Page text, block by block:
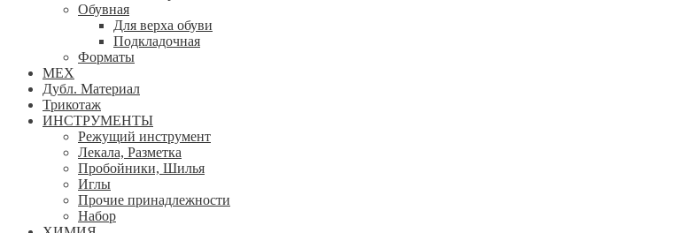
Обувная
Для верха обуви
Подкладочная
Форматы
МЕХ
Дубл. Материал
Трикотаж
ИНСТРУМЕНТЫ
Режущий инструмент
Лекала, Разметка
Пробойники, Шилья
Иглы
Прочие принадлежности
Набор